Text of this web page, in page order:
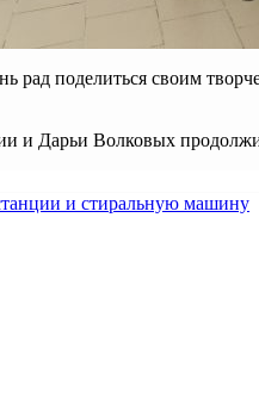
рад поделиться своим
и Дарьи Волковых